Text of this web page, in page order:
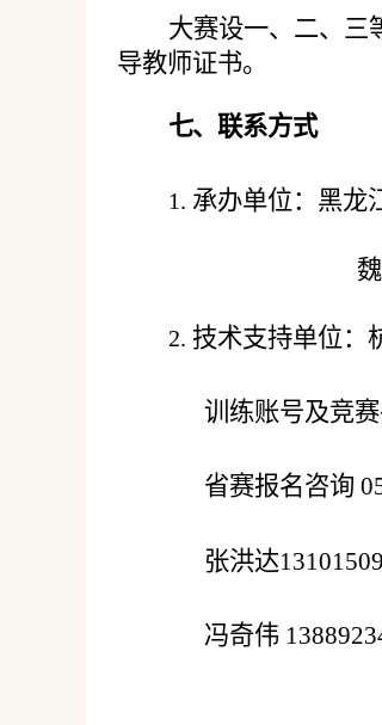
大赛设一、二、三
导教师证书。
七、联系方式
1. 承办单位：黑龙
2. 技术支持单位：
训练账号及竞
省赛报名咨询
张洪达
冯奇伟